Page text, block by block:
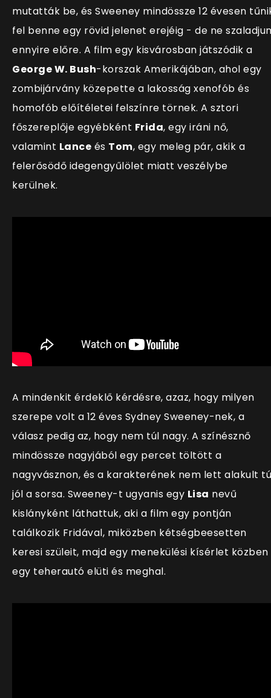
mutatták be, és Sweeney mindössze 12 évesen
fel benne egy rövid jelenet erejéig - de ne
ennyire előre. A film egy kisvárosban játszódik a
George W. Bush-korszak Amerikájában, ahol egy
zombijárvány közepette a lakosság xenofób és
homofób előítéletei felszínre törnek. A sztori
főszereplője egyébként Frida, egy iráni nő,
valamint Lance és Tom, egy meleg pár, akik a
felerősödő idegengyűlölet miatt veszélybe
kerülnek.
A mindenkit érdeklő kérdésre, azaz, hogy milyen
szerepe volt a 12 éves Sydney Sweeney-nek, a
válasz pedig az, hogy nem túl nagy. A színésznő
mindössze nagyjából egy percet töltött a
nagyvásznon, és a karakterének nem lett alakult
jól a sorsa. Sweeney-t ugyanis egy Lisa nevű
kislányként láthattuk, aki a film egy pontján
találkozik Fridával, miközben kétségbeesetten
keresi szüleit, majd egy menekülési kísérlet közben
egy teherautó elüti és meghal.